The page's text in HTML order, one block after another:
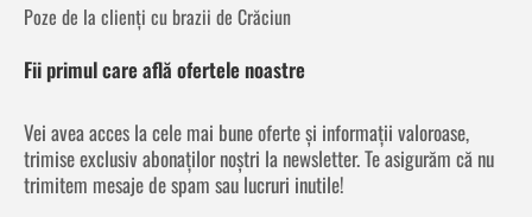
Poze de la clienți cu brazii de Crăciun
Fii primul care află ofertele noastre
Vei avea acces la cele mai bune oferte și informații valoroase,
trimise exclusiv abonaților noștri la newsletter. Te asigurăm că nu
trimitem mesaje de spam sau lucruri inutile!